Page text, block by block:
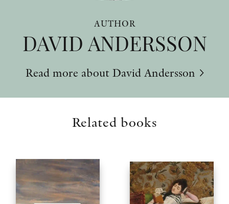
AUTHOR
DAVID ANDERSSON
Read more about David Andersson
Related books